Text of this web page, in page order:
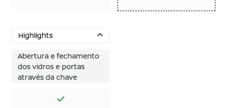
Highlights
Abertura e fechamento
dos vidros e portas
através da chave